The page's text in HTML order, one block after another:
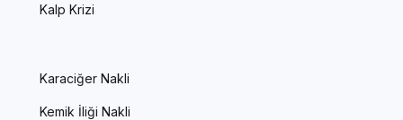
Kalp Krizi
Karaciğer Nakli
Kemik İliği Nakli